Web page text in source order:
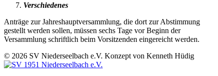
Verschiedenes
Anträge zur Jahreshauptversammlung, die dort zur Abstimmung
gestellt werden sollen, müssen sechs Tage vor Beginn der
Versammlung schriftlich beim Vorsitzenden eingereicht werden.
© 2026 SV Niederseelbach e.V. Konzept von Kenneth Hüdig